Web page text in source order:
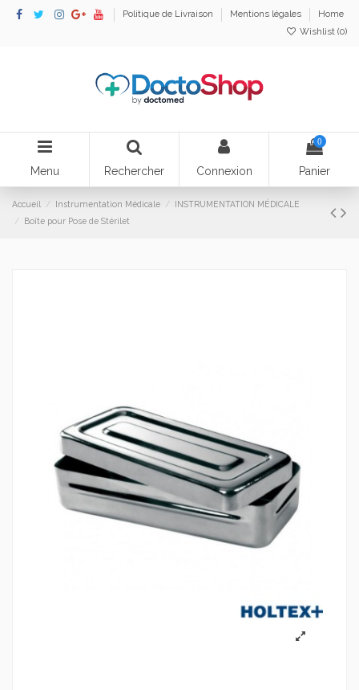
Politique de Livraison Mentions légales
Home
Wishlist (0)
Menu Rechercher Connexion
0
Panier
Accueil Instrumentation Médicale
INSTRUMENTATION MÉDICALE
Boîte pour Pose de Stérilet